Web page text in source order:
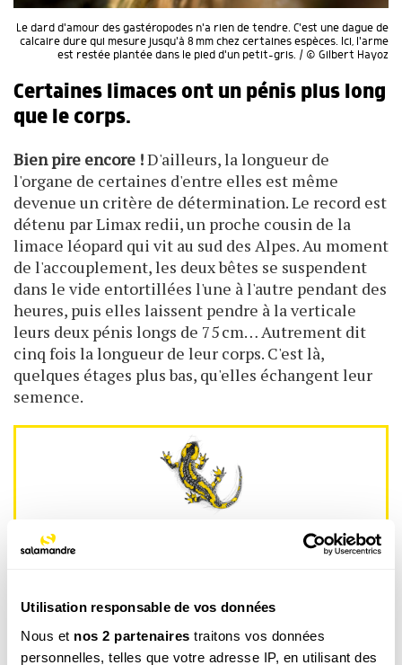
Utilisation responsable de vos données
Nous et nos 2 partenaires traitons vos données
personnelles, telles que votre adresse IP, en utilisant des
Le dard d'amour des gastéropodes n'a rien de tendre. C'est une dague de
calcaire dure qui mesure jusqu'à 8 mm chez certaines espèces. Ici, l'arme
est restée plantée dans le pied d'un petit-gris. / © Gilbert Hayoz
Certaines limaces ont un pénis plus long
que le corps.
Bien pire encore !D'ailleurs, la longueur de
l'organe de certaines d'entre elles est même
devenue un critère de détermination. Le record est
détenu par Limax redii, un proche cousin de la
limace léopard qui vit au sud des Alpes. Au moment
de l'accouplement, les deux bêtes se suspendent
dans le vide entortillées l'une à l'autre pendant des
heures, puis elles laissent pendre à la verticale
leurs deux pénis longs de 75 cm… Autrement dit
cinq fois la longueur de leur corps. C'est là,
quelques étages plus bas, qu'elles échangent leur
semence.
La newsletter nature qui fait du bien !
Voir un exemple